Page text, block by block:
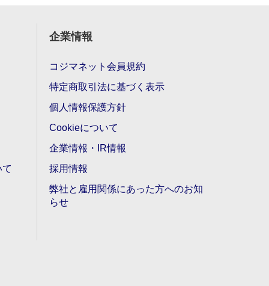
企業情報
コジマネット会員規約
特定商取引法に基づく表示
個人情報保護方針
Cookieについて
企業情報・IR情報
採用情報
弊社と雇用関係にあった方へのお知
らせ